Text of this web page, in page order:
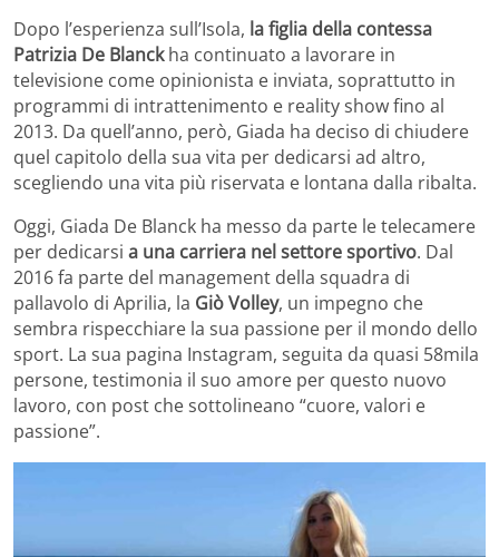
Dopo l’esperienza sull’Isola, la figlia della contessa
Patrizia De Blanckha continuato a lavorare in
televisione come opinionista e inviata, soprattutto in
programmi di intrattenimento e reality show fino al
2013. Da quell’anno, però, Giada ha deciso di chiudere
quel capitolo della sua vita per dedicarsi ad altro,
scegliendo una vita più riservata e lontana dalla ribalta.
Oggi, Giada De Blanck ha messo da parte le telecamere
per dedicarsi a una carriera nel settore sportivo. Dal
2016 fa parte del management della squadra di
pallavolo di Aprilia, la Giò Volley, un impegno che
sembra rispecchiare la sua passione per il mondo dello
sport. La sua pagina Instagram, seguita da quasi 58mila
persone, testimonia il suo amore per questo nuovo
lavoro, con post che sottolineano “cuore, valori e
passione”.